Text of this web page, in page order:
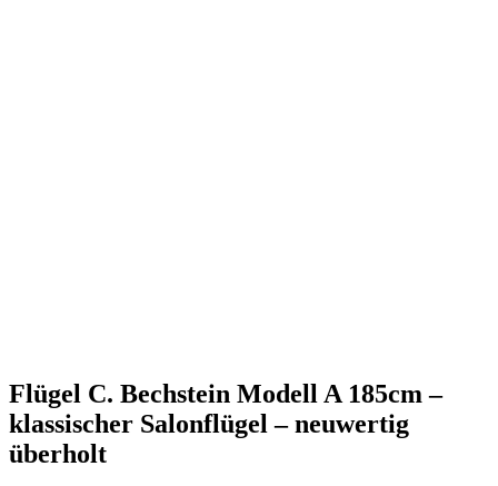
Flügel C. Bechstein Modell A 185cm –
klassischer Salonflügel – neuwertig
überholt